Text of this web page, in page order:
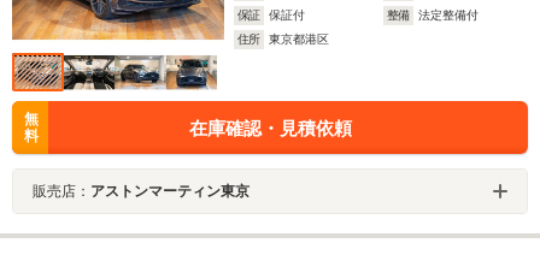
保証
保証付 整備
法定整備付
住所
東京都港区
無
料
在庫確認・見積依頼
販売店： アストンマーティン東京